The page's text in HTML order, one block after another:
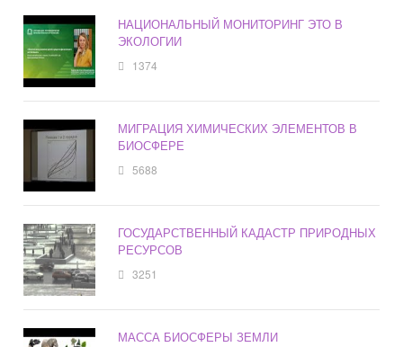
НАЦИОНАЛЬНЫЙ МОНИТОРИНГ ЭТО В
ЭКОЛОГИИ
1374
МИГРАЦИЯ ХИМИЧЕСКИХ ЭЛЕМЕНТОВ В
БИОСФЕРЕ
5688
ГОСУДАРСТВЕННЫЙ КАДАСТР ПРИРОДНЫХ
РЕСУРСОВ
3251
МАССА БИОСФЕРЫ ЗЕМЛИ